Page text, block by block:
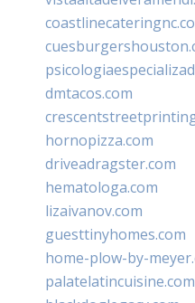
dmtacos.com
hornopizza.com
driveadragster.com
hematologa.com
lizaivanov.com
guesttinyhomes.com
home-plow-by-
palatelatincuisine.com